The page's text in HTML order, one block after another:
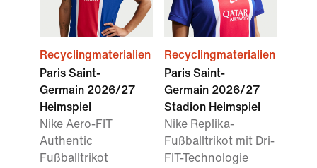
Recyclingmaterialien
Paris Saint-
Germain 2026/27
Heimspiel
Nike Aero-FIT
Authentic
Fußballtrikot
Recyclingmaterialien
Paris Saint-
Germain 2026/27
Stadion Heimspiel
Nike Replika-
Fußballtrikot mit Dri-
FIT-Technologie